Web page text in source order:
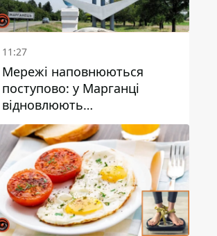
11:27
Мережі наповнюються
поступово: у Марганці
відновлюють
водопостачання